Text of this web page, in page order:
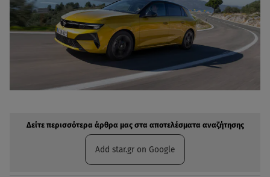
Δείτε περισσότερα άρθρα μας στα αποτελέσματα αναζήτησης
Add star.gr on Google